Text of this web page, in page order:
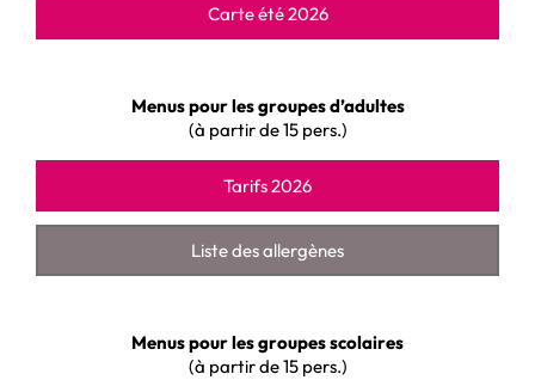
Carte été 2026
Menus pour les groupes d’adultes
(à partir de 15 pers.)
Tarifs 2026
Liste des allergènes
Menus pour les groupes scolaires
(à partir de 15 pers.)